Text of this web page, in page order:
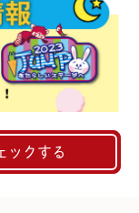
説
ックする